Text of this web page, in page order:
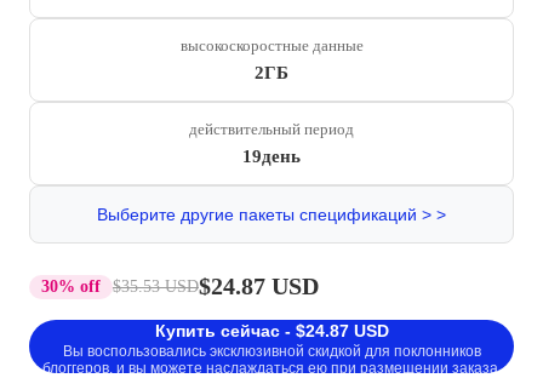
высокоскоростные данные
2ГБ
действительный период
19день
Выберите другие пакеты спецификаций > >
30% off $35.53 USD$24.87 USD
Купить сейчас - $24.87 USD
Вы воспользовались эксклюзивной скидкой для поклонников
блоггеров, и вы можете наслаждаться ею при размещении заказа.